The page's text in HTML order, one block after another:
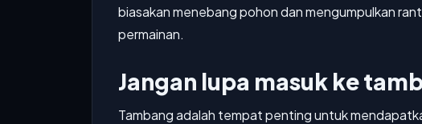
biasakan menebang pohon dan mengumpulkan
permainan.
Jangan lupa masuk ke
Tambang adalah tempat penting untuk